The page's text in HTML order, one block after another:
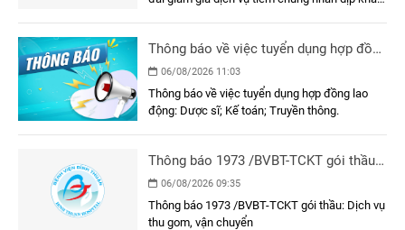
Thông báo về việc tuyển dụng hợp đồng
lao động
06/08/2026 11:03
Thông báo về việc tuyển dụng hợp đồng lao
động: Dược sĩ; Kế toán; Truyền thông.
Thông báo 1973 /BVBT-TCKT gói thầu:
Dịch vụ thu gom, vận chuyển
06/08/2026 09:35
Thông báo 1973 /BVBT-TCKT gói thầu: Dịch vụ
thu gom, vận chuyển